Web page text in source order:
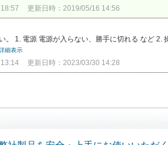
更新日時：2019/05/16 14:56
。 1. 電源 電源が入らない、勝手に切れる など
細表示
更新日時：2023/03/30 14:28